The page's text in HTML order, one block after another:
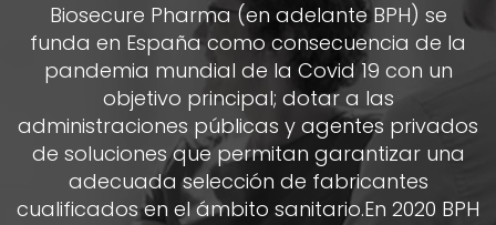
Biosecure Pharma (en adelante BPH) se
funda en España como consecuencia de la
pandemia mundial de la Covid 19 con un
objetivo principal; dotar a las
administraciones públicas y agentes privados
de soluciones que permitan garantizar una
adecuada selección de fabricantes
cualificados en el ámbito sanitario.En 2020 BPH